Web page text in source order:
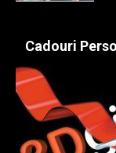
Cadouri